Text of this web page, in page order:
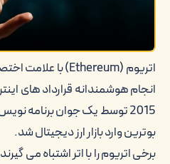
بوترین وارد بازار ارز دیجیتال شد.
برخی اتریوم را با اتر اشتباه می